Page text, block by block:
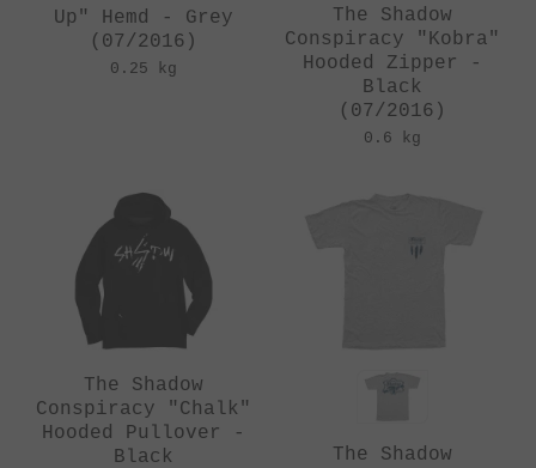
Up" Hemd - Grey
(07/2016)
0.25 kg
The Shadow
Conspiracy "Kobra"
Hooded Zipper -
Black
(07/2016)
0.6 kg
The Shadow
Conspiracy "Chalk"
Hooded Pullover -
Black
The Shadow